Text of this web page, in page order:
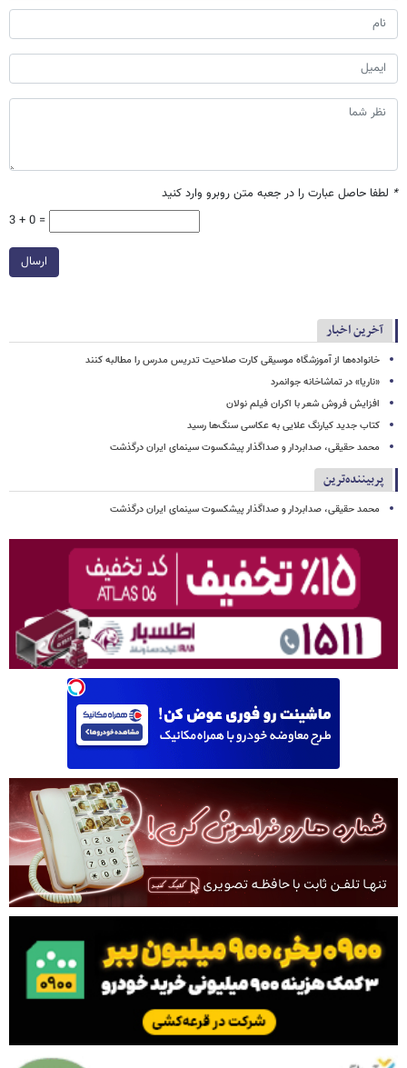
* لطفا حاصل عبارت را در جعبه متن روبرو وارد کنید
3 + 0 =
ارسال
آخرین اخبار
خانواده‌ها از آموزشگاه موسیقی کارت صلاحیت تدریس مدرس را مطالبه کنند
«ناریا» در تماشاخانه جوانمرد
افزایش فروش شعر با اکران فیلم نولان
کتاب جدید کیارنگ علایی به عکاسی سنگ‌ها رسید
محمد حقیقی، صدابردار و صداگذار پیشکسوت سینمای ایران درگذشت
پربیننده‌ترین
محمد حقیقی، صدابردار و صداگذار پیشکسوت سینمای ایران درگذشت